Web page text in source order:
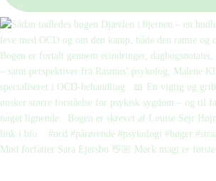
Mød forfatter Sara Ejersbo 👋🏼 Mørk magi er første